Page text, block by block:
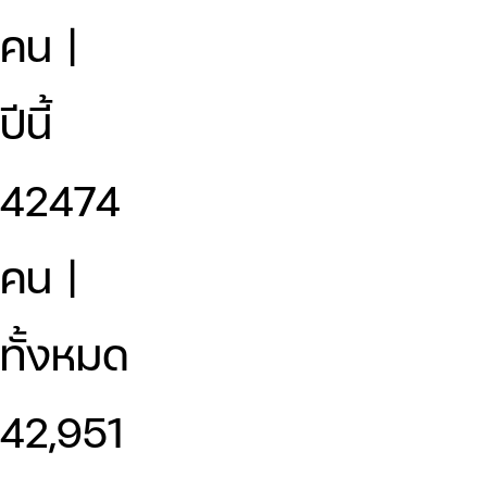
คน |
ปีนี้
42474
คน |
ทั้งหมด
42,951